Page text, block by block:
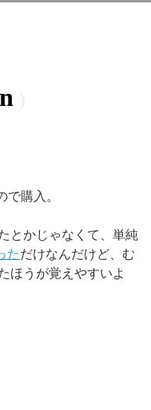
で購入。
とかじゃなくて、単純
ただけなんだけど、む
ほうが覚えやすいよ